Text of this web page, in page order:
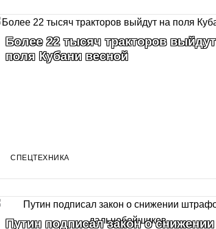
Более 22 тысяч тракторов
поля Кубани весной
СПЕЦТЕХНИКА
Путин подписал закон о снижении